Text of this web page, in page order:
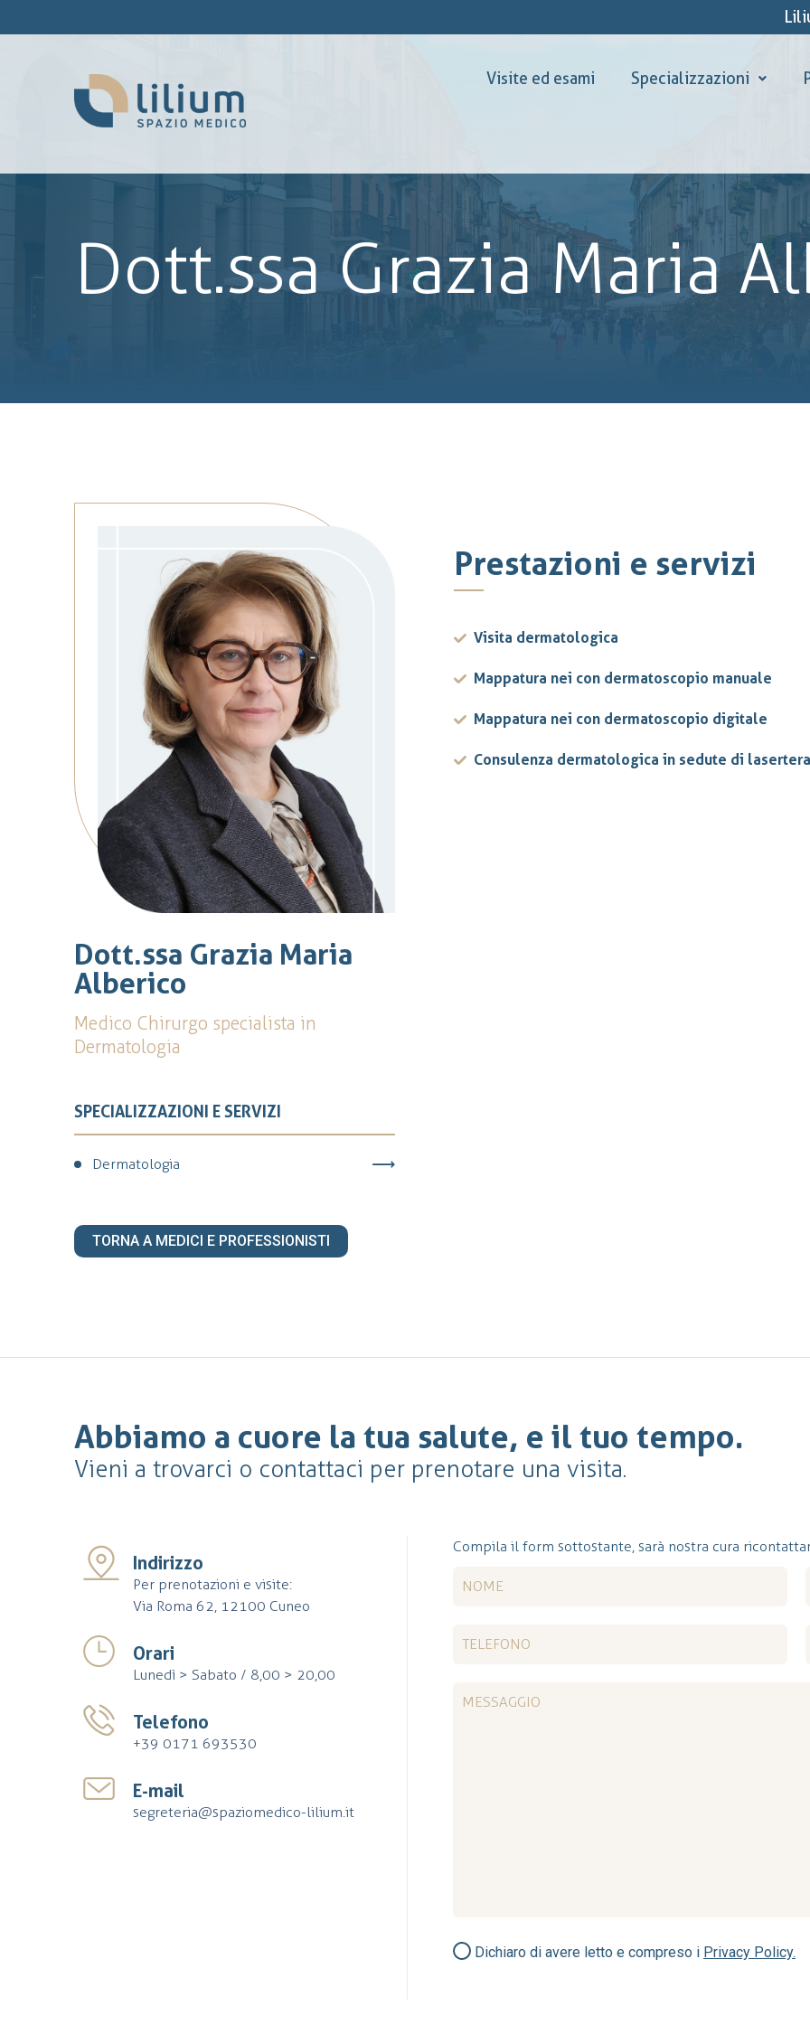
Visite ed esami Specializzazioni
Dott.ssa Grazia Maria
Dott.ssa Grazia Maria
Alberico
Medico Chirurgo specialista in
Dermatologia
SPECIALIZZAZIONI E SERVIZI
Dermatologia
TORNA A MEDICI E PROFESSIONISTI
Prestazioni e servizi
Visita dermatologica
Mappatura nei con dermatoscopio manuale
Mappatura nei con dermatoscopio digitale
Consulenza dermatologica in sedute di
Abbiamo a cuore la tua salute, e il tuo tempo.
Vieni a trovarci o contattaci per prenotare una visita.
Indirizzo
Per prenotazioni e visite:
Via Roma 62, 12100 Cuneo
Orari
Lunedì > Sabato / 8,00 > 20,00
Telefono
+39 0171 693530
E-mail
segreteria@spaziomedico-lilium.it
Compila il form sottostante, sarà nostra cura
Dichiaro di avere letto e compreso i Privacy Policy.